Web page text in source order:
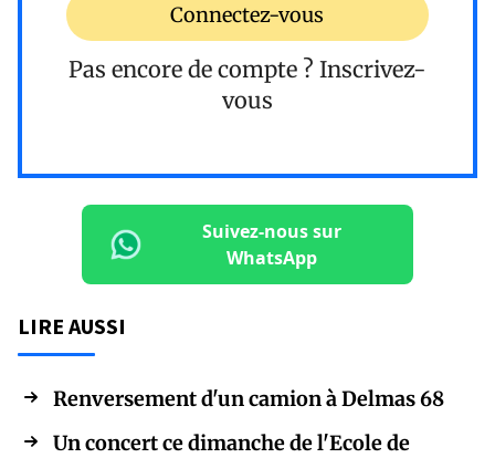
Connectez-vous
Pas encore de compte ? Inscrivez-
vous
Suivez-nous sur
WhatsApp
LIRE AUSSI
Renversement d'un camion à Delmas 68
Un concert ce dimanche de l'Ecole de